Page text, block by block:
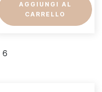
AGGIUNGI AL
CARRELLO
6